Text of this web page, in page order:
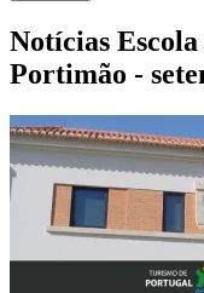
Notícias
Portimão -